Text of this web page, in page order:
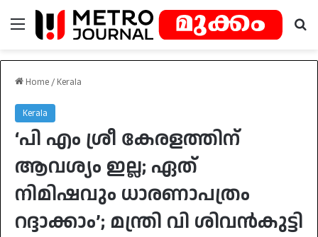
Menu
Home / Kerala
Kerala
‘പി എം ശ്രീ കേരളത്തിന്
ആവശ്യം ഇല്ല; ഏത്
നിമിഷവും ധാരണാപത്രം
റദ്ദാക്കാം’; മന്ത്രി വി ശിവൻകുട്ടി